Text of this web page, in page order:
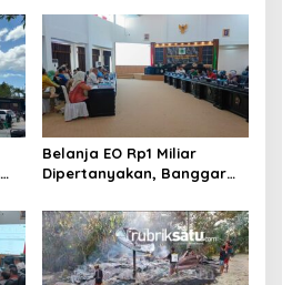
Kasus Tambang Ilegal
Belanja EO Rp1 Miliar
Dipertanyakan, Banggar
Pariwisata Konawe
Dirasionalisasi